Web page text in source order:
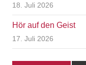
18. Juli 2026
Hör auf den Geist
17. Juli 2026